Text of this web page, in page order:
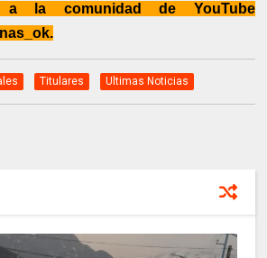
a la comunidad de YouTube
Titulares Ultimas Noticias